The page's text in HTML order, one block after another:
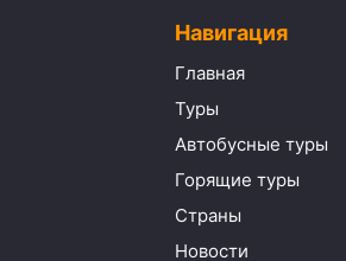
Навигация
Главная
Туры
Автобусные туры
Горящие туры
Страны
Новости